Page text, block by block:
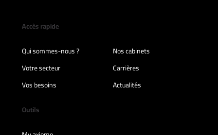
Accès rapide
Qui sommes-nous ?
Nos cabinets
Votre secteur
Carrières
Vos besoins
Actualités
Outils